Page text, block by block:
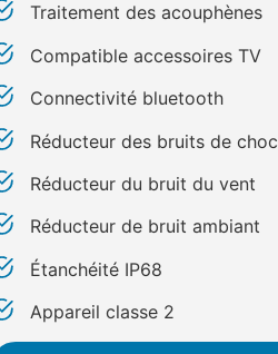
Traitement des acouphènes
Compatible accessoires TV
Connectivité bluetooth
Réducteur des bruits de choc
Réducteur du bruit du vent
Réducteur de bruit ambiant
Étanchéité IP68
Appareil classe 2